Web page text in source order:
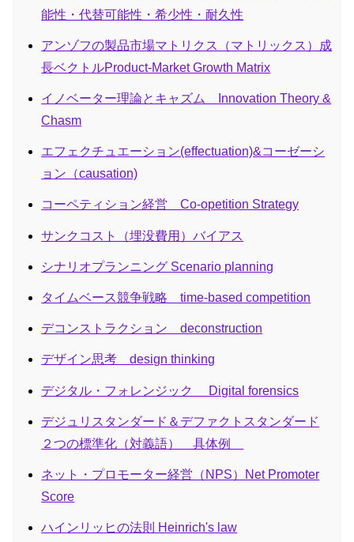
能性・代替可能性・希少性・耐久性
アンゾフの製品市場マトリクス（マトリックス）成
長ベクトルProduct-Market Growth Matrix
イノベーター理論とキャズム Innovation Theory &
Chasm
エフェクチュエーション(effectuation)&コーゼーシ
ョン（causation)
コーペティション経営 Co-opetition Strategy
サンクコスト（埋没費用）バイアス
シナリオプランニング Scenario planning
タイムベース競争戦略 time-based competition
デコンストラクション deconstruction
デザイン思考 design thinking
デジタル・フォレンジック Digital forensics
デジュリスタンダード＆デファクトスタンダード
２つの標準化（対義語） 具体例
ネット・プロモーター経営（NPS）Net Promoter
Score
ハインリッヒの法則 Heinrich's law